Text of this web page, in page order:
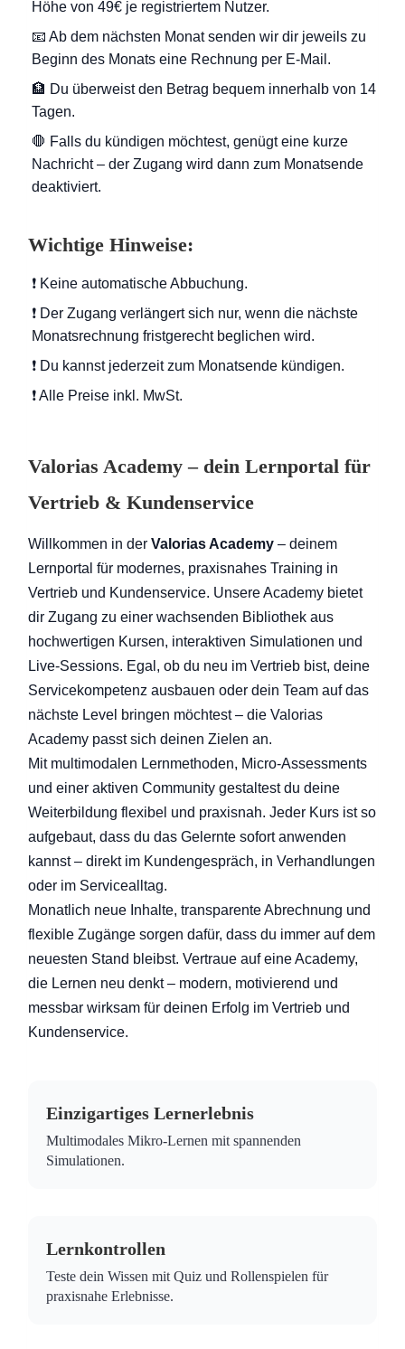
Höhe von 49€ je registriertem Nutzer.
📧 Ab dem nächsten Monat senden wir dir jeweils zu
Beginn des Monats eine Rechnung per E-Mail.
🏦 Du überweist den Betrag bequem innerhalb von 14
Tagen.
🛑 Falls du kündigen möchtest, genügt eine kurze
Nachricht – der Zugang wird dann zum Monatsende
deaktiviert.
Wichtige Hinweise:
❗ Keine automatische Abbuchung.
❗ Der Zugang verlängert sich nur, wenn die nächste
Monatsrechnung fristgerecht beglichen wird.
❗ Du kannst jederzeit zum Monatsende kündigen.
❗ Alle Preise inkl. MwSt.
Valorias Academy – dein Lernportal für
Vertrieb & Kundenservice
Willkommen in der Valorias Academy – deinem
Lernportal für modernes, praxisnahes Training in
Vertrieb und Kundenservice. Unsere Academy bietet
dir Zugang zu einer wachsenden Bibliothek aus
hochwertigen Kursen, interaktiven Simulationen und
Live-Sessions. Egal, ob du neu im Vertrieb bist, deine
Servicekompetenz ausbauen oder dein Team auf das
nächste Level bringen möchtest – die Valorias
Academy passt sich deinen Zielen an.
Mit multimodalen Lernmethoden, Micro-Assessments
und einer aktiven Community gestaltest du deine
Weiterbildung flexibel und praxisnah. Jeder Kurs ist so
aufgebaut, dass du das Gelernte sofort anwenden
kannst – direkt im Kundengespräch, in Verhandlungen
oder im Servicealltag.
Monatlich neue Inhalte, transparente Abrechnung und
flexible Zugänge sorgen dafür, dass du immer auf dem
neuesten Stand bleibst. Vertraue auf eine Academy,
die Lernen neu denkt – modern, motivierend und
messbar wirksam für deinen Erfolg im Vertrieb und
Kundenservice.
Einzigartiges Lernerlebnis
Multimodales Mikro-Lernen mit spannenden
Simulationen.
Lernkontrollen
Teste dein Wissen mit Quiz und Rollenspielen für
praxisnahe Erlebnisse.